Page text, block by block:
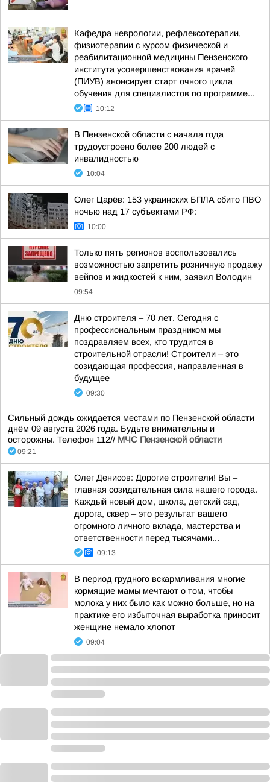
Кафедра неврологии, рефлексотерапии,
физиотерапии с курсом физической и
реабилитационной медицины Пензенского
института усовершенствования врачей
(ПИУВ) анонсирует старт очного цикла
обучения для специалистов по программе...
10:12
В Пензенской области с начала года
трудоустроено более 200 людей с
инвалидностью
10:04
Олег Царёв: 153 украинских БПЛА сбито ПВО
ночью над 17 субъектами РФ:
10:00
Только пять регионов воспользовались
возможностью запретить розничную продажу
вейпов и жидкостей к ним, заявил Володин
09:54
Дню строителя – 70 лет. Сегодня с
профессиональным праздником мы
поздравляем всех, кто трудится в
строительной отрасли! Строители – это
созидающая профессия, направленная в
будущее
09:30
Сильный дождь ожидается местами по Пензенской области
днём 09 августа 2026 года. Будьте внимательны и
осторожны. Телефон 112// МЧС Пензенской области
09:21
Олег Денисов: Дорогие строители! Вы –
главная созидательная сила нашего города.
Каждый новый дом, школа, детский сад,
дорога, сквер – это результат вашего
огромного личного вклада, мастерства и
ответственности перед тысячами...
09:13
В период грудного вскармливания многие
кормящие мамы мечтают о том, чтобы
молока у них было как можно больше, но на
практике его избыточная выработка приносит
женщине немало хлопот
09:04